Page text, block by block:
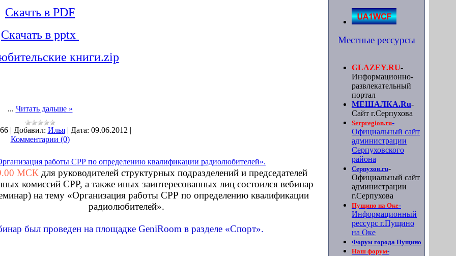
Скачть в PDF
Скачать в pptx
книги.zip
... Читать дальше »
| Добавил: Илья | Дата: 09.06.2012 |
Комментарии (0)
работы СРР по определению квалификации радиолюбителей».
МСК для руководителей структурных подразделений и председателей
комиссий СРР, а также иных заинтересованных лиц состоился вебинар
на тему «Организация работы СРР по определению квалификации
радиолюбителей».
был проведен на площадке GeniRoom в разделе «Спорт».
Местные рессурсы
GLAZEY.RU-
Информационно-
развлекательный
портал
МЕШАЛКА.Ru-
Сайт г.Серпухова
Serpregion.ru-
Официальный сайт
администрации
Серпуховского
района
Серпухов.ru-
Официальный сайт
администрации
г.Серпухова
Пущино на Оке-
Информационный
рессурс г.Пущино
на Оке
Форум города Пущино
Наш форум-